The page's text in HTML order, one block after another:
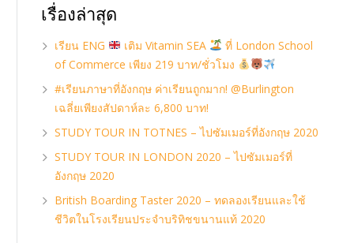
เรื่องล่าสุด
เรียน ENG เติม Vitamin SEA
ที่ London School
of Commerce เพียง 219 บาท/ชั่วโมง
#เรียนภาษาที่อังกฤษ ค่าเรียนถูกมาก! @Burlington
เฉลี่ยเพียงสัปดาห์ละ 6,800 บาท!
STUDY TOUR IN TOTNES – ไปซัมเมอร์ที่อังกฤษ 2020
STUDY TOUR IN LONDON 2020 – ไปซัมเมอร์ที่
อังกฤษ 2020
British Boarding Taster 2020 – ทดลองเรียนและใช้
ชีวิตในโรงเรียนประจำบริทิชขนานแท้ 2020